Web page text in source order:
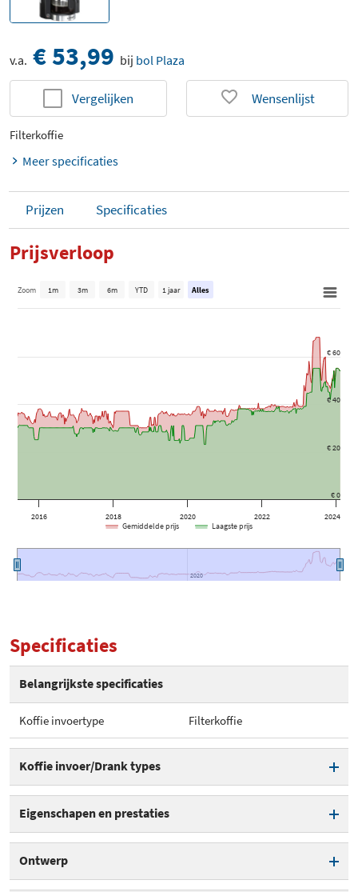
v.a. € 53,99 bij bol Plaza
Vergelijken Wensenlijst
Filterkoffie
Meer specificaties
Prijzen Specificaties
Prijsverloop
2016 2018 2020 2022 2024
2020
2020
€ 0
€ 20
€ 40
€ 60
Zoom 1m 3m 6m YTD 1 jaar Alles
Gemiddelde prijs Laagste prijs
Specificaties
Belangrijkste specificaties
Koffie invoertype Filterkoffie
Koffie invoer/Drank types
Normale koffie
Eigenschapen en prestaties
Anti-druppelfunctie
Ontwerp